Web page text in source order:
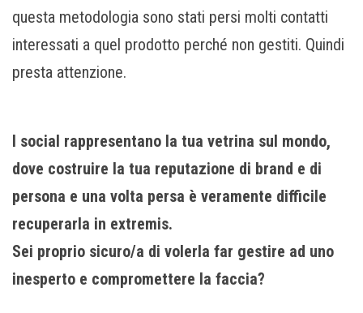
questa metodologia sono stati persi molti contatti
interessati a quel prodotto perché non gestiti. Quindi
presta attenzione.
I social rappresentano la tua vetrina sul mondo,
dove costruire la tua reputazione di brand e di
persona e una volta persa è veramente difficile
recuperarla in extremis.
Sei proprio sicuro/a di volerla far gestire ad uno
inesperto e compromettere la faccia?